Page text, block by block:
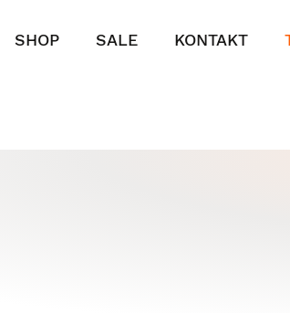
SHOP SALE KONTAKT